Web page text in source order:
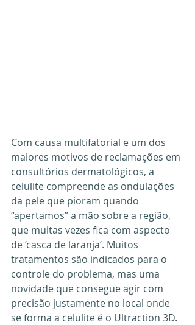
Com causa multifatorial e um dos
maiores motivos de reclamações em
consultórios dermatológicos, a
celulite compreende as ondulações
da pele que pioram quando
“apertamos” a mão sobre a região,
que muitas vezes fica com aspecto
de ‘casca de laranja’. Muitos
tratamentos são indicados para o
controle do problema, mas uma
novidade que consegue agir com
precisão justamente no local onde
se forma a celulite é o Ultraction 3D.